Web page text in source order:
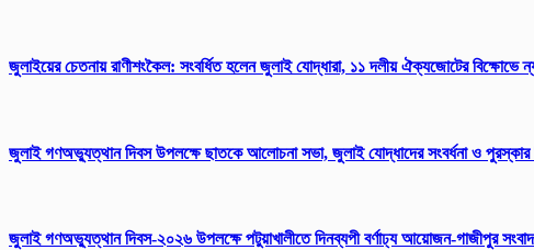
জুলাইয়ের চেতনায় রাণীশংকৈল: সংবর্ধিত হলেন জুলাই যোদ্ধারা, ১১ দলীয় ঐক্যজোটের বিক্ষোভে
জুলাই গণঅভ্যুত্থান দিবস উপলক্ষে ছাতকে আলোচনা সভা, জুলাই যোদ্ধাদের সংবর্ধনা ও পুরস্কার
জুলাই গণঅভ্যুত্থান দিবস-২০২৬ উপলক্ষে পটুয়াখালীতে দিনব্যপী বর্ণাঢ্য আয়োজন-গাজীপুর সংবাদ